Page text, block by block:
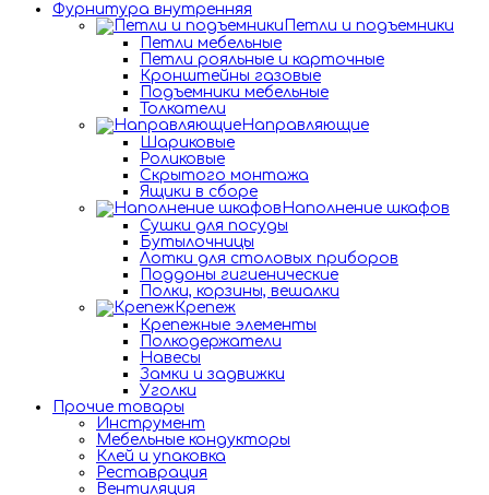
Фурнитура внутренняя
Петли и подъемники
Петли мебельные
Петли рояльные и карточные
Кронштейны газовые
Подъемники мебельные
Толкатели
Направляющие
Шариковые
Роликовые
Скрытого монтажа
Ящики в сборе
Наполнение шкафов
Сушки для посуды
Бутылочницы
Лотки для столовых приборов
Поддоны гигиенические
Полки, корзины, вешалки
Крепеж
Крепежные элементы
Полкодержатели
Навесы
Замки и задвижки
Уголки
Прочие товары
Инструмент
Мебельные кондукторы
Клей и упаковка
Реставрация
Вентиляция